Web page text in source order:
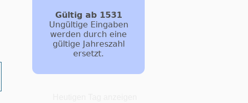
Gültig ab 1531
Ungültige Eingaben
werden durch eine
gültige Jahreszahl
ersetzt.